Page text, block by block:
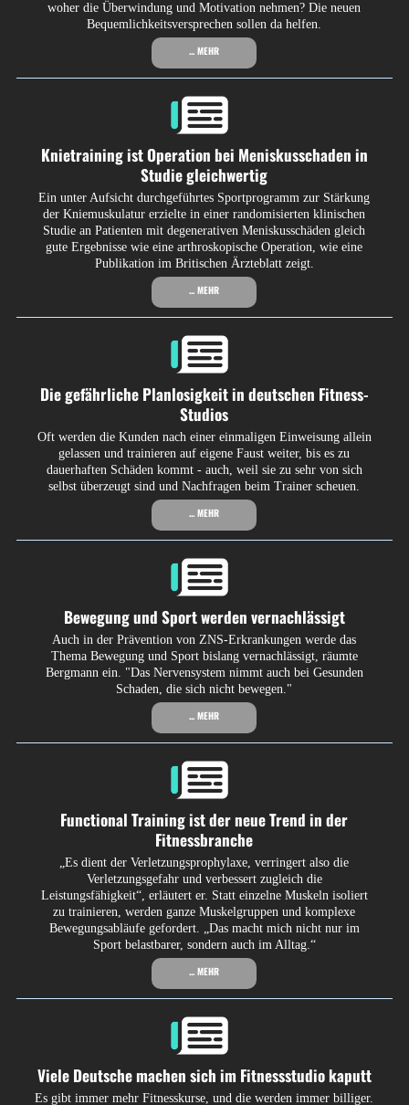
woher die Überwindung und Motivation nehmen? Die neuen
Bequemlichkeitsversprechen sollen da helfen.
... MEHR
Knietraining ist Operation bei Meniskusschaden in
Studie gleichwertig
Ein unter Aufsicht durchgeführtes Sportprogramm zur Stärkung
der Knie­muskulatur erzielte in einer randomisierten klinischen
Studie an Patienten mit degenerativen Meniskusschäden gleich
gute Ergebnisse wie eine arthroskopische Operation, wie eine
Publikation im Britischen Ärzteblatt zeigt.
... MEHR
Die gefährliche Planlosigkeit in deutschen Fitness-
Studios
Oft werden die Kunden nach einer einmaligen Einweisung allein
gelassen und trainieren auf eigene Faust weiter, bis es zu
dauerhaften Schäden kommt - auch, weil sie zu sehr von sich
selbst überzeugt sind und Nachfragen beim Trainer scheuen.
... MEHR
Bewegung und Sport werden vernachlässigt
Auch in der Prävention von ZNS-Erkrankungen werde das
Thema Bewegung und Sport bislang vernachlässigt, räumte
Bergmann ein. "Das Nervensystem nimmt auch bei Gesunden
Schaden, die sich nicht bewegen."
... MEHR
Functional Training ist der neue Trend in der
Fitnessbranche
„Es dient der Verletzungsprophylaxe, verringert also die
Verletzungsgefahr und verbessert zugleich die
Leistungsfähigkeit“, erläutert er. Statt einzelne Muskeln isoliert
zu trainieren, werden ganze Muskelgruppen und komplexe
Bewegungsabläufe gefordert. „Das macht mich nicht nur im
Sport belastbarer, sondern auch im Alltag.“
... MEHR
Viele Deutsche machen sich im Fitnessstudio kaputt
Es gibt immer mehr Fitnesskurse, und die werden immer billiger.